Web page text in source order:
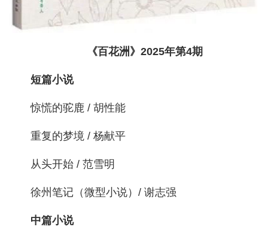
《百花洲》2025年第4期
短篇小说
惊慌的驼鹿 / 胡性能
重复的梦境 / 杨献平
从头开始 / 范雪明
徐州笔记（微型小说）/ 谢志强
中篇小说